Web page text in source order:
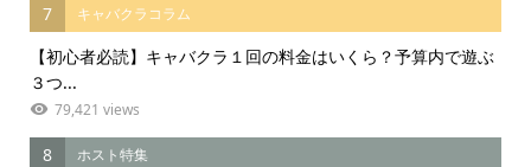
7 キャバクラコラム
【初心者必読】キャバクラ１回の料金はいくら？予算内で遊ぶ
３つ...
79,421 views
8 ホスト特集